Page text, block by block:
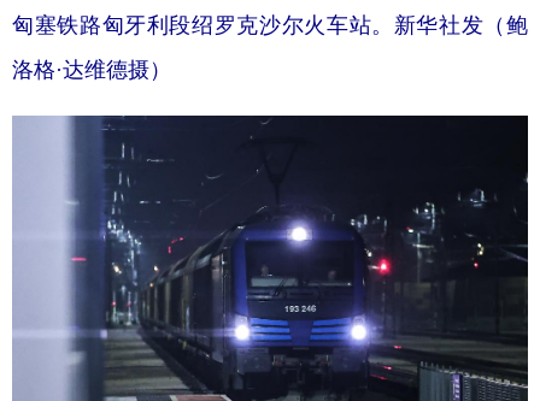
匈塞铁路匈牙利段绍罗克沙尔火车站。新华社发（鲍
洛格·达维德摄）